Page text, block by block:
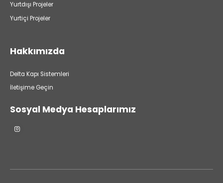
Yurtdışı Projeler
Yurtiçi Projeler
Hakkımızda
Delta Kapı Sistemleri
İletişime Geçin
Sosyal Medya Hesaplarımız